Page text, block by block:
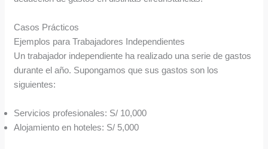
Casos Prácticos
Ejemplos para Trabajadores Independientes
Un trabajador independiente ha realizado una serie de gastos
durante el año. Supongamos que sus gastos son los
siguientes:
Servicios profesionales: S/ 10,000
Alojamiento en hoteles: S/ 5,000